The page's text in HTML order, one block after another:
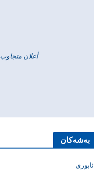
أعلان متجاوب
بەشەکان
ئابوری